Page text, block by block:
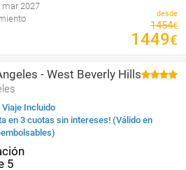
mar 2027
desde
1454€
1449€
- West Beverly Hills
Viaje Incluido
en 3 cuotas sin intereses! (Válido en